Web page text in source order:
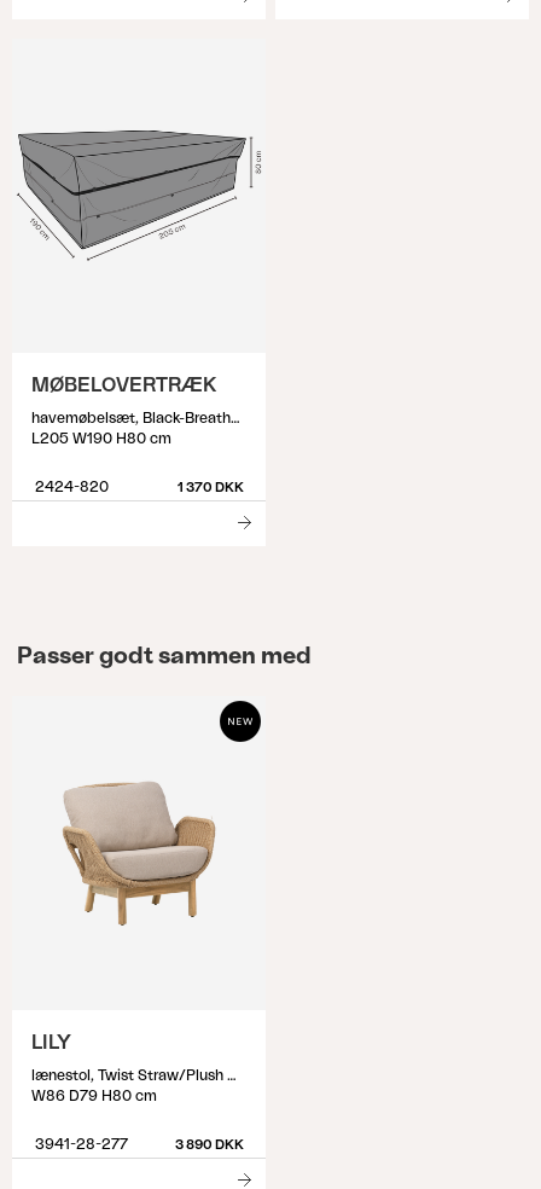
MØBELOVERTRÆK
havemøbelsæt, Black-Breathable
L205 W190 H80 cm
2424-820 1 370 DKK
Passer godt sammen med
LILY
lænestol, Twist Straw/Plush Wheat
W86 D79 H80 cm
3941-28-277 3 890 DKK